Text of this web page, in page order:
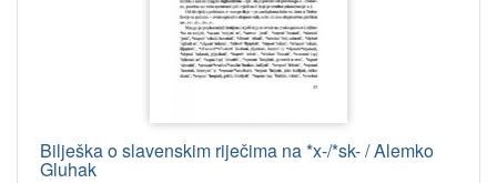
Bilješka o slavenskim riječima na *x-/*sk- / Alemko
Gluhak